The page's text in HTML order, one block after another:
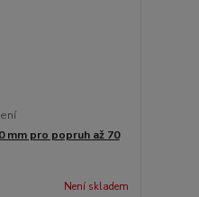
mm pro popruh až 70
Není skladem